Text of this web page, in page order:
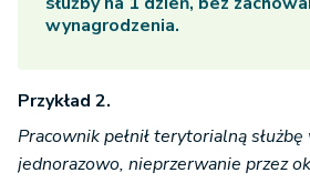
wynagrodzenia.
Przykład 2.
Pracownik pełnił terytorialną
jednorazowo, nieprzerwanie przez